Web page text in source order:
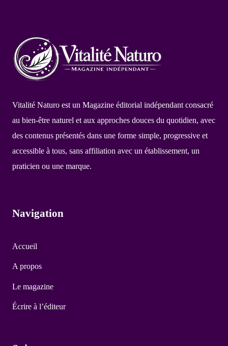
Vitalité Naturo est un Magazine éditorial indépendant consacré
au bien-être naturel et aux approches douces du quotidien, avec
des contenus présentés dans une forme simple, progressive et
accessible à tous, sans affiliation avec un établissement, un
praticien ou une marque.
Navigation
Accueil
A propos
Le magazine
Écrire à l’éditeur